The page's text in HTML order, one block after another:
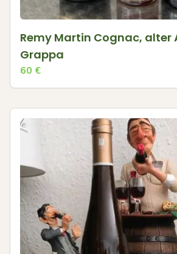
Remy Martin Cognac,
Grappa
60 €